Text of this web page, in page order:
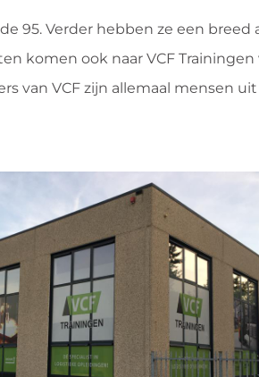
95. Verder hebben ze een breed
komen ook naar VCF Trainingen
van VCF zijn allemaal mensen